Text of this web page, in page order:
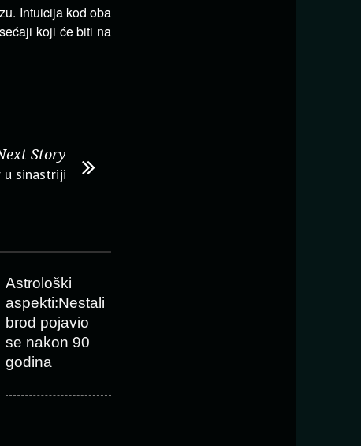
Intuicija kod oba
koji će biti na
Story
u sinastriji
Astrološki
aspekti:Nestali
brod pojavio
se nakon 90
godina